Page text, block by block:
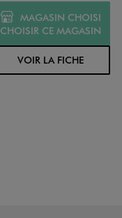
MAGASIN CHOISI
CHOISIR CE MAGASIN
VOIR LA FICHE